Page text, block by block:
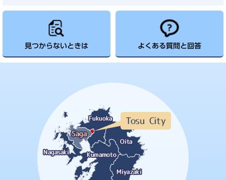
見つからないときは よくある質問と回答